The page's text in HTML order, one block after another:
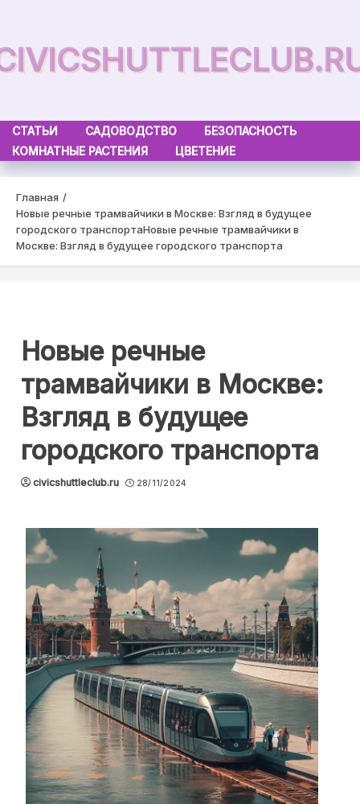
content
СТАТЬИ САДОВОДСТВО
БЕЗОПАСНОСТЬ
КОМНАТНЫЕ РАСТЕНИЯ
ЦВЕТЕНИЕ
Главная
Новые речные трамвайчики в Москве: Взгляд в будущее
городского транспортаНовые речные трамвайчики в
Москве: Взгляд в будущее городского транспорта
Новые речные
трамвайчики в Москве:
Взгляд в будущее
городского транспорта
civicshuttleclub.ru 28/11/2024